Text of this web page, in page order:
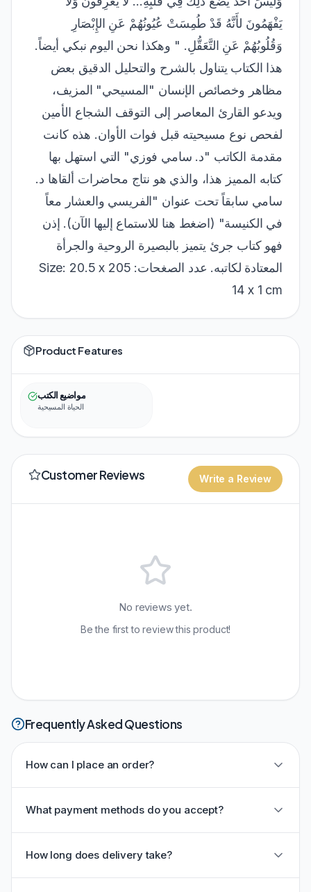
يَفْهَمُونَ لأَنَّهُ قَدْ طُمِسَتْ عُيُونُهُمْ عَنِ الإِبْصَارِ
وَقُلُوبُهُمْ عَنِ التَّعَقُّلِ. " وهكذا نحن اليوم نبكي أيضاً.
هذا الكتاب يتناول بالشرح والتحليل الدقيق بعض
مظاهر وخصائص الإنسان "المسيحي" المزيف،
ويدعو القارئ المعاصر إلى التوقف الشجاع الأمين
لفحص نوع مسيحيته قبل فوات الأوان. هذه كانت
مقدمة الكاتب "د. سامي فوزي" التي استهل بها
كتابه المميز هذا، والذي هو نتاج محاضرات ألقاها د.
سامي سابقاً تحت عنوان "الفريسي والعشار معاً
في الكنيسة" (اضغط هنا للاستماع إليها الآن). إذن
فهو كتاب جرئ يتميز بالبصيرة الروحية والجرأة
المعتادة لكاتبه. عدد الصغحات: 205 Size: 20.5 x
14 x 1 cm
Product Features
مواضيع الكتب
الحياة المسيحية
Customer Reviews Write a Review
No reviews yet.
Be the first to review this product!
Frequently Asked Questions
How can I place an order?
What payment methods do you accept?
How long does delivery take?